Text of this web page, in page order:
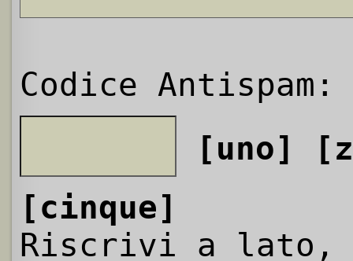
Codice Antispam:
[uno]
[cinque]
Riscrivi a